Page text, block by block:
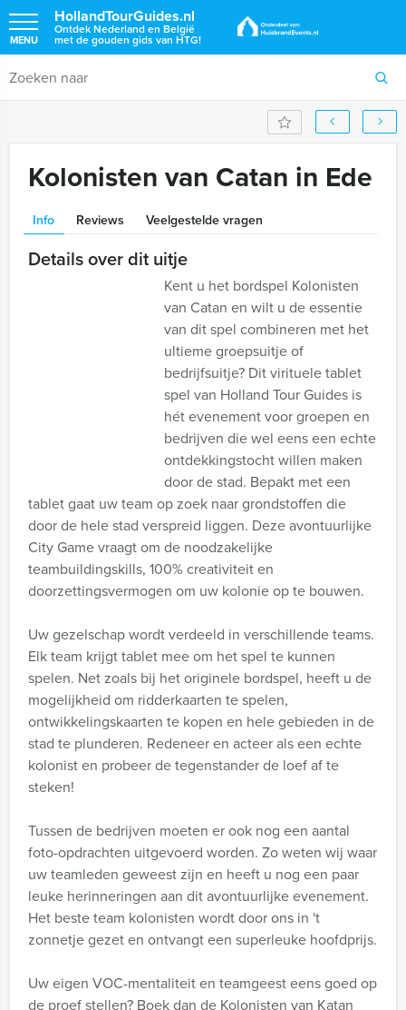
HollandTourGuides.nl
Ontdek Nederland en België
met de gouden gids van HTG!
MENU
Kolonisten van Catan in Ede
Info Reviews Veelgestelde vragen
Details over dit uitje
Kent u het bordspel Kolonisten
van Catan en wilt u de essentie
van dit spel combineren met het
ultieme groepsuitje of
bedrijfsuitje? Dit virituele tablet
spel van Holland Tour Guides is
hét evenement voor groepen en
bedrijven die wel eens een echte
ontdekkingstocht willen maken
door de stad. Bepakt met een
tablet gaat uw team op zoek naar grondstoffen die
door de hele stad verspreid liggen. Deze avontuurlijke
City Game vraagt om de noodzakelijke
teambuildingskills, 100% creativiteit en
doorzettingsvermogen om uw kolonie op te bouwen.
Uw gezelschap wordt verdeeld in verschillende teams.
Elk team krijgt tablet mee om het spel te kunnen
spelen. Net zoals bij het originele bordspel, heeft u de
mogelijkheid om ridderkaarten te spelen,
ontwikkelingskaarten te kopen en hele gebieden in de
stad te plunderen. Redeneer en acteer als een echte
kolonist en probeer de tegenstander de loef af te
steken!
Tussen de bedrijven moeten er ook nog een aantal
foto-opdrachten uitgevoerd worden. Zo weten wij waar
uw teamleden geweest zijn en heeft u nog een paar
leuke herinneringen aan dit avontuurlijke evenement.
Het beste team kolonisten wordt door ons in 't
zonnetje gezet en ontvangt een superleuke hoofdprijs.
Uw eigen VOC-mentaliteit en teamgeest eens goed op
de proef stellen? Boek dan de Kolonisten van Katan